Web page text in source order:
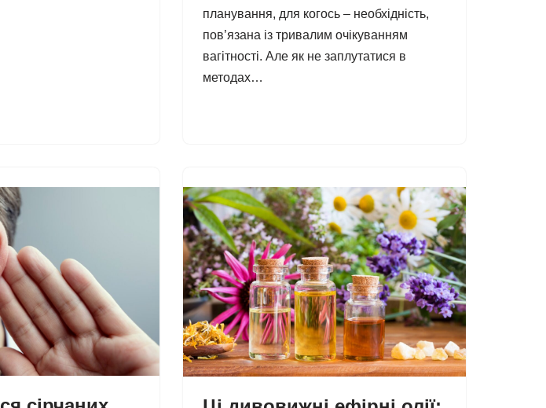
планування, для когось – необхідність,
пов’язана із тривалим очікуванням
вагітності. Але як не заплутатися в
методах…